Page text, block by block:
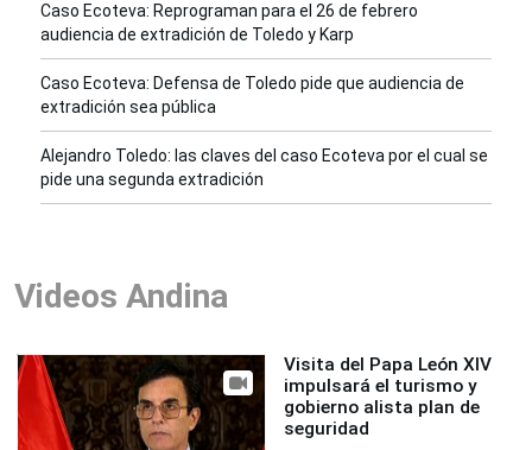
Caso Ecoteva: Reprograman para el 26 de febrero
audiencia de extradición de Toledo y Karp
Caso Ecoteva: Defensa de Toledo pide que audiencia de
extradición sea pública
Alejandro Toledo: las claves del caso Ecoteva por el cual se
pide una segunda extradición
Videos Andina
Visita del Papa León XIV
impulsará el turismo y
gobierno alista plan de
seguridad